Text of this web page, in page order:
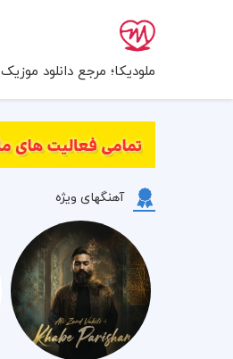
ملودیکا؛ مرجع دانلود موزیک
آهنگهای ویژه